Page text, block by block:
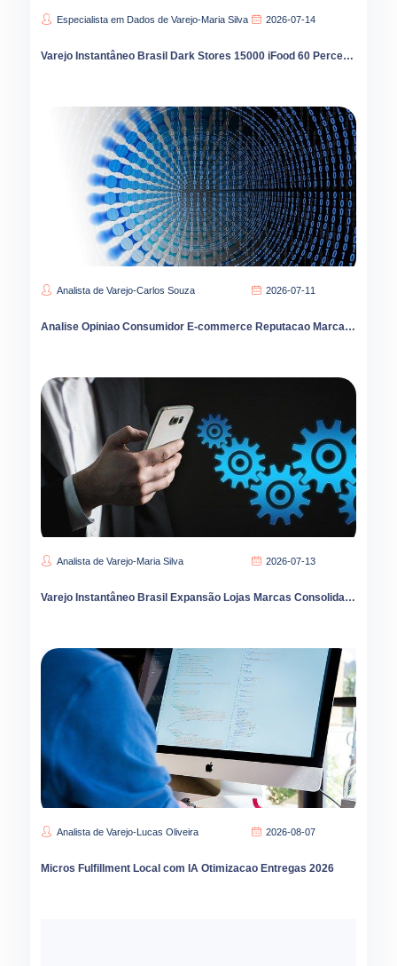
Especialista em Dados de Varejo-Maria Silva 2026-07-14
Varejo Instantâneo Brasil Dark Stores 15000 iFood 60 Percent Liderança Interior Cresce
Analista de Varejo-Carlos Souza 2026-07-11
Analise Opiniao Consumidor E-commerce Reputacao Marca Vendas Brasil
Analista de Varejo-Maria Silva 2026-07-13
Varejo Instantâneo Brasil Expansão Lojas Marcas Consolidação Liderança
Analista de Varejo-Lucas Oliveira 2026-08-07
Micros Fulfillment Local com IA Otimizacao Entregas 2026